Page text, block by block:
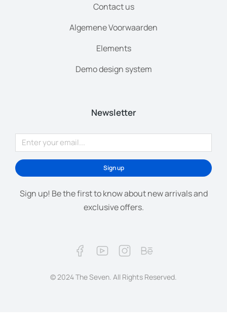
Contact us
Algemene Voorwaarden
Elements
Demo design system
Newsletter
Sign up
Sign up! Be the first to know about new arrivals and
exclusive offers.
© 2024 The Seven. All Rights Reserved.